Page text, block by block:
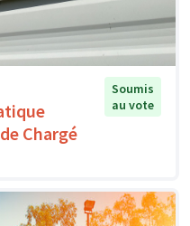
Chargé
Soumis
au vote